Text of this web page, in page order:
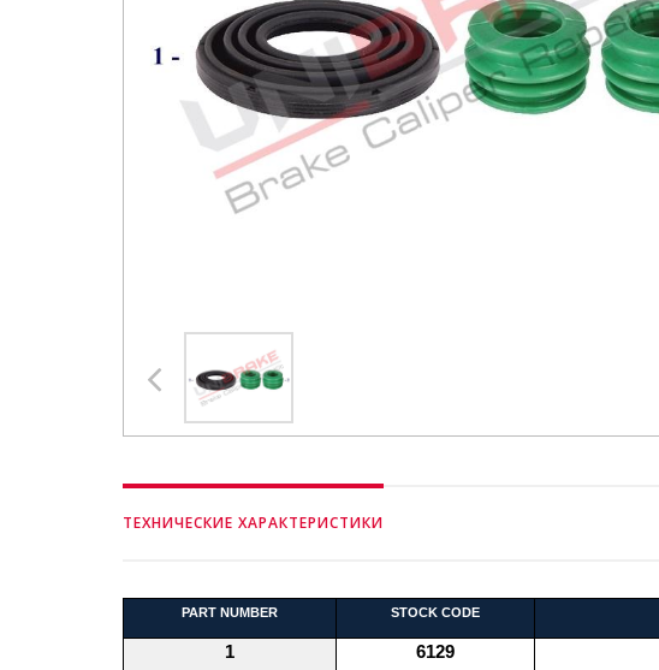
ТЕХНИЧЕСКИЕ ХАРАКТЕРИСТИКИ
PART NUMBER STOCK CODE
1 6129